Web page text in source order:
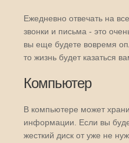
Ежедневно отвечать на
звонки и письма - это
вы еще будете вовремя
то жизнь будет казаться
Компьютер
В компьютере может
информации. Если вы
жесткий диск от уже не